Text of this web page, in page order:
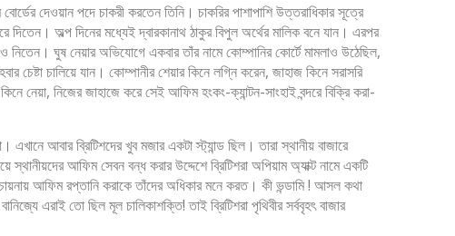
দেওয়ান পদে চাকরী করতেন তিনি। চাকরির পাশাপাশি উত্তরাধিকার সূত্রে
অল্প দিনের মধ্যেই দ্বারকানাথ ঠাকুর বিপুল অর্থের মালিক বনে যান। এরপর
ঘুষ নেয়ার অভিযোগে একবার তাঁর নামে কোম্পানির কোর্টে মামলাও উঠেছিল,
চালিয়ে যান। কোম্পানীর শেয়ার কিনে লগ্নি করেন, জাহাজ কিনে সরাসরি
নেয়া, নিজের জাহাজে করে সেই আফিম হংকং-ক্যান্টন-সাংহাই বন্দরে বিক্রি করা-
আবার ব্রিটিশদের খুব মজার একটা স্ট্যান্ড ছিল। তারা স্থানীয় বাজারে
আফিম সেবন বন্ধ করার উদ্দেশে ব্রিটিশরা অপিয়াম অ্যাক্ট নামে একটি
আফিম রপ্তানি করাকে তাঁদের অধিকার মনে করত। কী ভন্ডামি ! আসল কথা
এরাই তো ছিল মূল চালিকাশক্তি! তাই ব্রিটিশরা পৃথিবীর সর্ববৃহৎ বাজার